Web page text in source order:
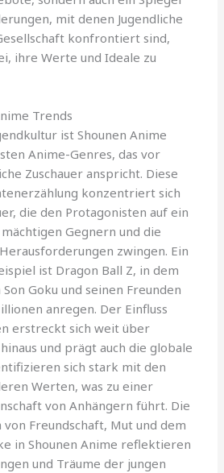
mit denen Jugendliche
konfrontiert sind,
ihre Werte und Ideale zu
Trends
ist Shounen Anime
Anime-Genres, das vor
Zuschauer anspricht. Diese
konzentriert sich
die den Protagonisten auf ein
Gegnern und die
zwingen. Ein
ist Dragon Ball Z, in dem
Goku und seinen Freunden
anregen. Der Einfluss
erstreckt sich weit über
und prägt auch die globale
sich stark mit den
Werten, was zu einer
von Anhängern führt. Die
Freundschaft, Mut und dem
in Shounen Anime reflektieren
und Träume der jungen